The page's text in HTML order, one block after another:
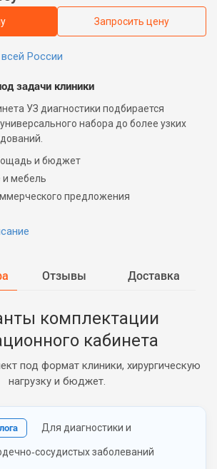
Запросить цену
России
задачи клиники
УЗ диагностики подбирается
набора до более узких
и бюджет
мебель
предложения
Отзывы Доставка
комплектации
кабинета
под формат клиники, хирургическую
нагрузку и бюджет.
Для диагностики и
заболеваний